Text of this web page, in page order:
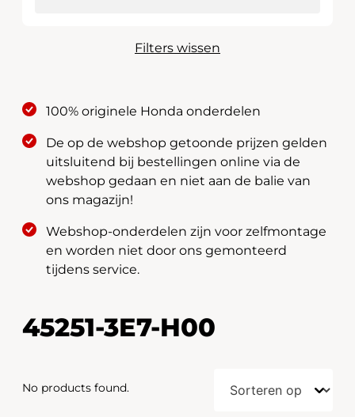
Filters wissen
100% originele Honda onderdelen
De op de webshop getoonde prijzen gelden
uitsluitend bij bestellingen online via de
webshop gedaan en niet aan de balie van
ons magazijn!
Webshop-onderdelen zijn voor zelfmontage
en worden niet door ons gemonteerd
tijdens service.
45251-3E7-H00
No products found.